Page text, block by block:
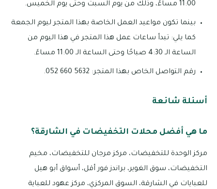
11:00 مساءً، وذلك من يوم السبت وحتى يوم الخميس.
بينما تكون مواعيد العمل الخاصة بهذا المتجر ليوم الجمعة
كما يلي: تبدأ ساعات عمل هذا المتجر في هذا اليوم من
الساعة الـ 4:30 صباحًا وحتى الساعة الـ 11:00 مساءً.
رقم التواصل الخاص بهذا المتجر: 5632 660 052.
أسئلة شائعة
ما هي أفضل محلات التخفيضات في الشارقة؟
مركز الوحدة للتخفيضات، مركز مرجان للتخفيضات، مخيم
التخفيضات، سوق الغوير، براندز فور أقل، أسواق أبو هيل
للعبايات في الشارقة، السوق المركزي، مركز عهود للعباية